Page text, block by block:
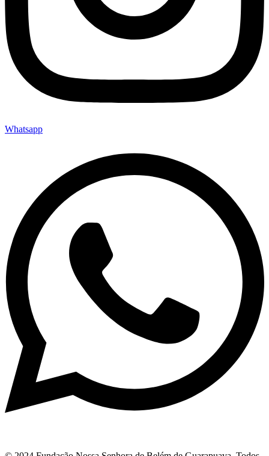
Whatsapp